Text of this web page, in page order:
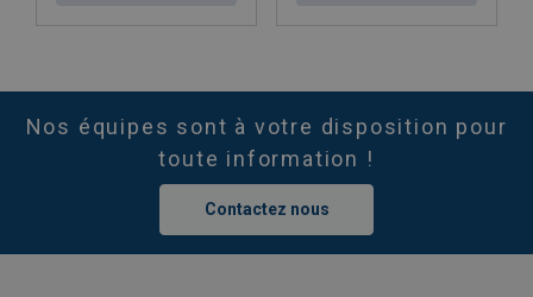
Nos équipes sont à votre disposition pour
toute information !
Contactez nous